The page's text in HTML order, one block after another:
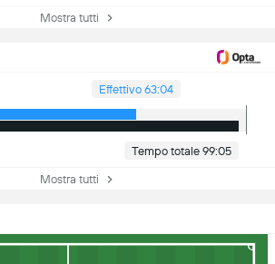
Mostra tutti
Effettivo 63:04
Tempo totale 99:05
Mostra tutti